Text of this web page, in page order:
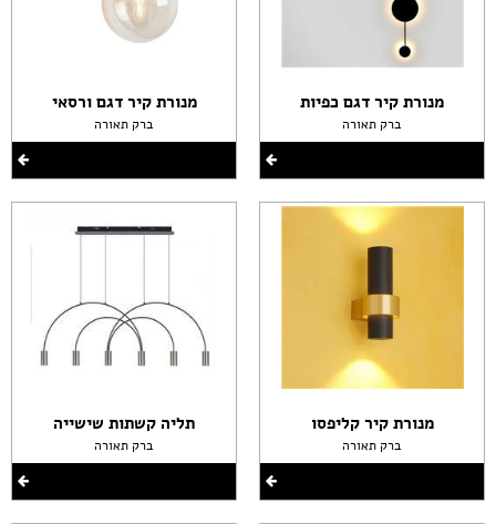
מנורת קיר דגם כפיות
ברק תאורה
מנורת קיר קליפסו
ברק תאורה
מנורת קיר דגם ורסאי
ברק תאורה
תליה קשתות שישייה
ברק תאורה